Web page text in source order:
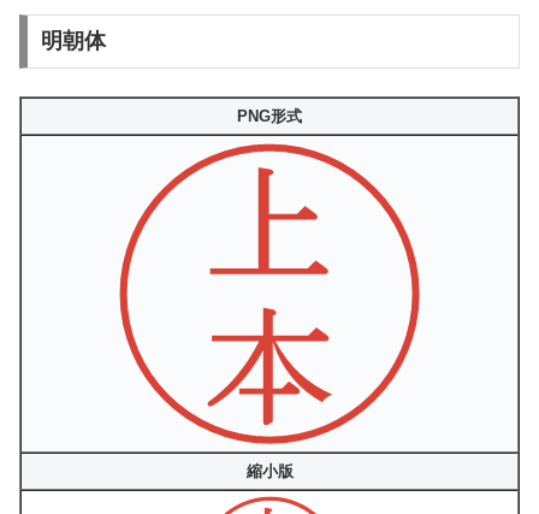
明朝体
PNG形式
縮小版